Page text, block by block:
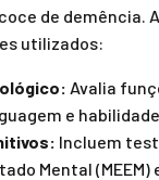
de demência.
utilizados:
Avalia
e
Incluem
Mental (MEEM)